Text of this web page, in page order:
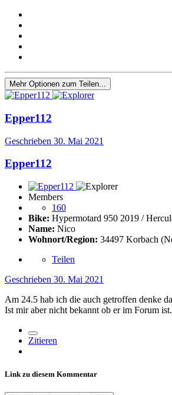
Mehr Optionen zum Teilen...
Epper112
Geschrieben 30. Mai 2021
Epper112
Members
160
Bike: Hypermotard 950 2019 /
Name: Nico
Wohnort/Region: 34497 Korbach
Teilen
Geschrieben 30. Mai 2021
Am 24.5 hab ich die auch getroffen denke
Ist mir aber nicht bekannt ob er im Forum
Zitieren
Link zu diesem Kommentar